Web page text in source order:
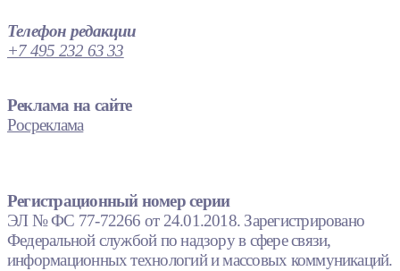
Телефон редакции
+7 495 232 63 33
Реклама на сайте
Росреклама
Регистрационный номер серии
ЭЛ № ФС 77-72266 от 24.01.2018. Зарегистрировано
Федеральной службой по надзору в сфере связи,
информационных технологий и массовых коммуникаций.